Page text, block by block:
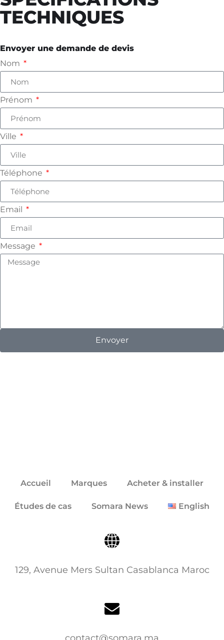
TECHNIQUES
Envoyer une demande de devis
Nom
Prénom
Ville
Téléphone
Email
Message
Envoyer
Accueil Marques Acheter & installer
Études de cas Somara News English
129, Avenue Mers Sultan Casablanca Maroc